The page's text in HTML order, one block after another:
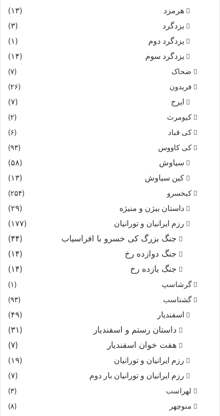
هرمزد
(۱۳)
یزدگرد
(۳)
یزدگرد دوم
(۱)
یزدگرد سوم
(۱۴)
ضحاک
(۷)
فریدون
(۲۶)
ایرج
(۷)
کیومرث
(۲)
کی قباد
(۶)
کی کاووس
(۹۳)
سیاوش
(۵۸)
کین سیاوش
(۱۳)
کیخسرو
(۲۵۴)
داستان بیژن و منیژه
(۲۹)
رزم ایرانیان و تورانیان
(۱۷۷)
جنگ بزرگ کی خسرو با افراسیاب
(۴۴)
جنگ دوازده رخ
(۱۴)
جنگ یازده رخ
(۱۴)
گرشاسپ
(۱)
گشتاسب
(۹۳)
اسفندیار
(۴۹)
داستان رستم و اسفندیار
(۳۱)
هفت خوان اسفندیار
(۷)
رزم ایرانیان و تورانیان
(۱۹)
رزم ایرانیان و تورانیان بار دوم
(۷)
لهراسب
(۳)
منوچهر
(۸)